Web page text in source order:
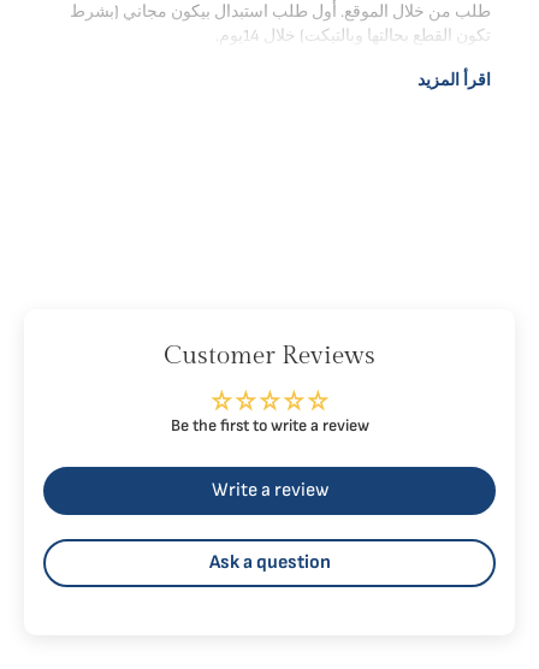
طلب من خلال الموقع. أول طلب استبدال بيكون مجاني (بشرط
تكون القطع بحالتها وبالتيكت) خلال 14يوم.
ومتاح الاستبدال من خلال أي فرع من فروعنا.
اقرأ المزيد
Customer Reviews
Be the first to write a review
Write a review
Ask a question